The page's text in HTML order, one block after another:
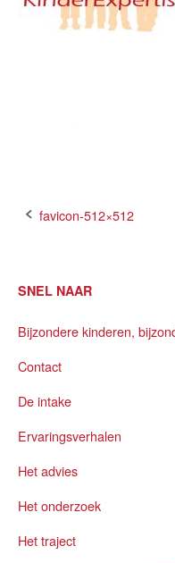
Bericht
favicon-512×512
SNEL NAAR
Bijzondere kinderen,
Contact
De intake
Ervaringsverhalen
Het advies
Het onderzoek
Het traject